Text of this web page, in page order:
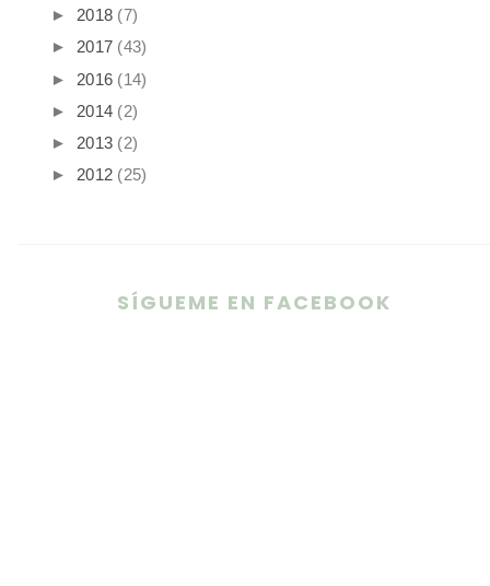
► 2018 (7)
► 2017 (43)
► 2016 (14)
► 2014 (2)
► 2013 (2)
► 2012 (25)
SÍGUEME EN FACEBOOK